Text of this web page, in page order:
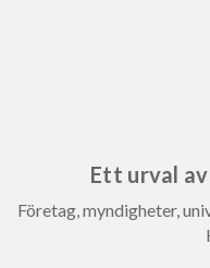
Ett urval
Företag, myndigheter,